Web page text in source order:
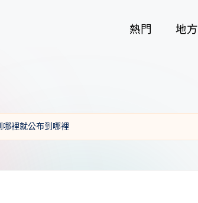
熱門 地方
裡就公布到哪裡